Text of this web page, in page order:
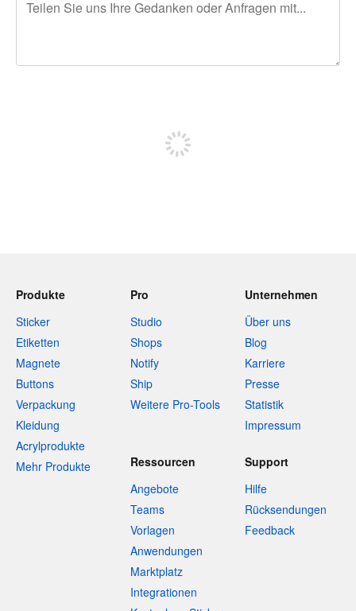
Produkte
Sticker
Etiketten
Magnete
Buttons
Verpackung
Kleidung
Acrylprodukte
Mehr Produkte
Pro
Studio
Shops
Notify
Ship
Weitere Pro-Tools
Unternehmen
Über uns
Blog
Karriere
Presse
Statistik
Impressum
Ressourcen
Angebote
Teams
Vorlagen
Anwendungen
Marktplatz
Integrationen
Support
Hilfe
Rücksendungen
Feedback